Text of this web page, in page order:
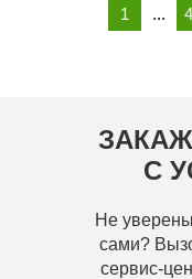
1 ...
С
Не
сами?
сервис-